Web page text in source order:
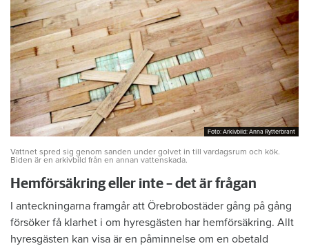
Foto: Arkivbild: Anna Rytterbrant
Foto: Arkivbild: Anna Rytterbrant
Vattnet spred sig genom sanden under golvet in till vardagsrum och kök.
Biden är en arkivbild från en annan vattenskada.
Hemförsäkring eller inte – det är frågan
I anteckningarna framgår att Örebrobostäder gång på gång
försöker få klarhet i om hyresgästen har hemförsäkring. Allt
hyresgästen kan visa är en påminnelse om en obetald